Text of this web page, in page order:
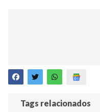
Tags relacionados